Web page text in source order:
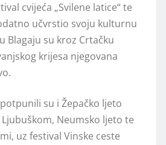
cvijeća „Svilene latice“ te
učvrstio svoju kulturnu
Blagaju su kroz Crtačku
krijesa njegovana
su i Žepačko ljeto
Ljubuškom, Neumsko ljeto te
uz festival Vinske ceste